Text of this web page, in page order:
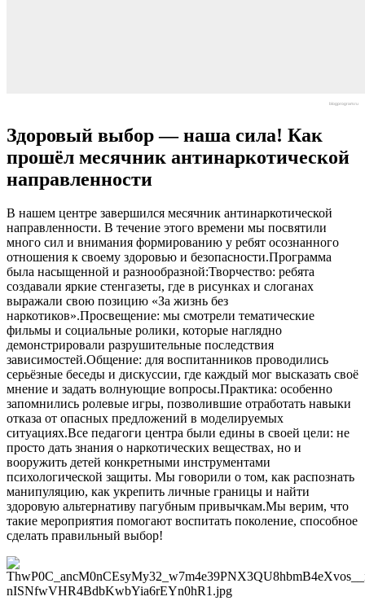
blogprogram.ru
Здоровый выбор — наша сила! Как
прошёл месячник антинаркотической
направленности
В нашем центре завершился месячник антинаркотической
направленности. В течение этого времени мы посвятили
много сил и внимания формированию у ребят осознанного
отношения к своему здоровью и безопасности.⁣Программа
была насыщенной и разнообразной:⁣Творчество: ребята
создавали яркие стенгазеты, где в рисунках и слоганах
выражали свою позицию «За жизнь без
наркотиков».Просвещение: мы смотрели тематические
фильмы и социальные ролики, которые наглядно
демонстрировали разрушительные последствия
зависимостей.Общение: для воспитанников проводились
серьёзные беседы и дискуссии, где каждый мог высказать своё
мнение и задать волнующие вопросы.Практика: особенно
запомнились ролевые игры, позволившие отработать навыки
отказа от опасных предложений в моделируемых
ситуациях.Все педагоги центра были едины в своей цели: не
просто дать знания о наркотических веществах, но и
вооружить детей конкретными инструментами
психологической защиты. Мы говорили о том, как распознать
манипуляцию, как укрепить личные границы и найти
здоровую альтернативу пагубным привычкам.⁣Мы верим, что
такие мероприятия помогают воспитать поколение, способное
сделать правильный выбор!